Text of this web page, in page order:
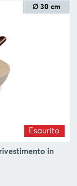
∅ 30 cm
Esaurito
in